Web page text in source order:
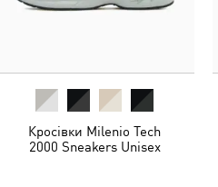
Кросівки Milenio Tech
2000 Sneakers Unisex